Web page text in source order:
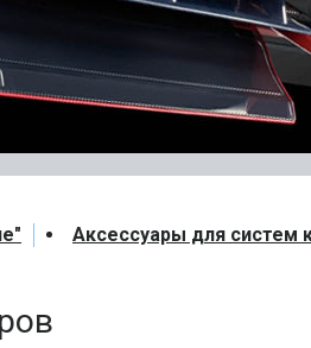
Аксессуары для систем